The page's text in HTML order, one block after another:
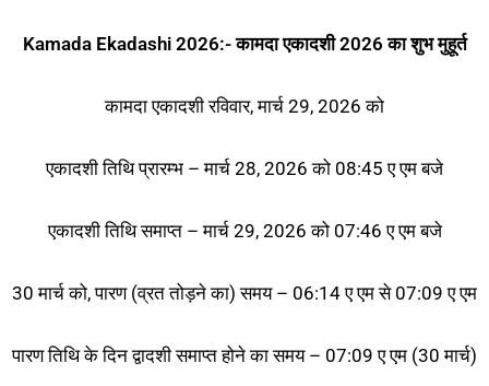
Kamada Ekadashi 2026:- कामदा एकादशी 2026 का शुभ मुहूर्त
कामदा एकादशी रविवार, मार्च 29, 2026 को
एकादशी तिथि प्रारम्भ – मार्च 28, 2026 को 08:45 ए एम बजे
एकादशी तिथि समाप्त – मार्च 29, 2026 को 07:46 ए एम बजे
30 मार्च को, पारण (व्रत तोड़ने का) समय – 06:14 ए एम से 07:09 ए एम
पारण तिथि के दिन द्वादशी समाप्त होने का समय – 07:09 ए एम (30 मार्च)